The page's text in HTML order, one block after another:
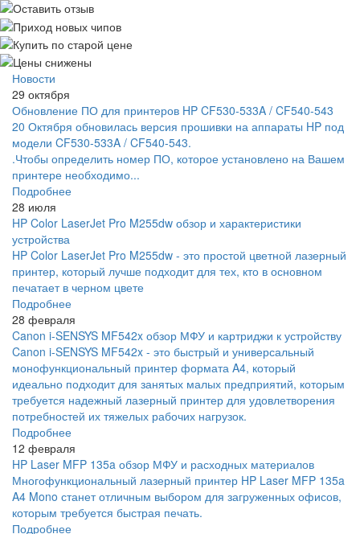
Новости
29 октября
Обновление ПО для принтеров HP CF530-533A / CF540-543
20 Октября обновилась версия прошивки на аппараты HP под
модели CF530-533A / CF540-543.
.Чтобы определить номер ПО, которое установлено на Вашем
принтере необходимо...
Подробнее
28 июля
HP Color LaserJet Pro M255dw обзор и характеристики
устройства
HP Color LaserJet Pro M255dw - это простой цветной лазерный
принтер, который лучше подходит для тех, кто в основном
печатает в черном цвете
Подробнее
28 февраля
Canon i-SENSYS MF542x обзор МФУ и картриджи к устройству
Canon i-SENSYS MF542x - это быстрый и универсальный
монофункциональный принтер формата A4, который
идеально подходит для занятых малых предприятий, которым
требуется надежный лазерный принтер для удовлетворения
потребностей их тяжелых рабочих нагрузок.
Подробнее
12 февраля
HP Laser MFP 135a обзор МФУ и расходных материалов
Многофункциональный лазерный принтер HP Laser MFP 135a
A4 Mono станет отличным выбором для загруженных офисов,
которым требуется быстрая печать.
Подробнее